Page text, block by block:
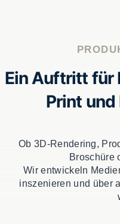
Ein Auftritt für
Print
Ob 3D-Ren­de­ring,
Bro­schü­re
Wir ent­wi­ckeln
insze­nie­ren und über